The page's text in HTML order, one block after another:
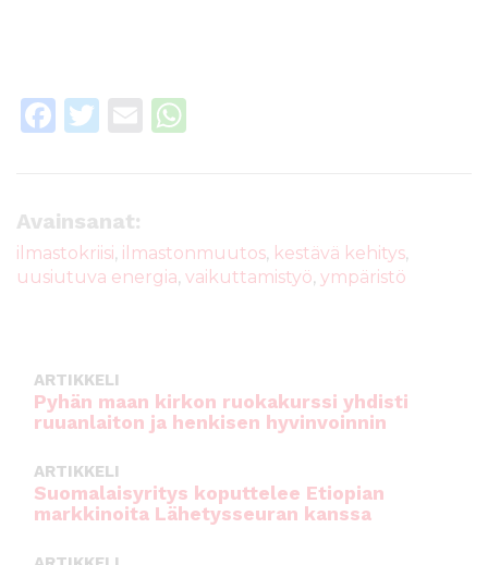
F
e
b
o
T
te
r
E
A
p
Avainsanat:
ilmastokriisi, ilmastonmuutos, kestävä kehitys,
uusiutuva energia, vaikuttamistyö, ympäristö
ARTIKKELI
Pyhän maan kirkon ruokakurssi yhdisti
ruuanlaiton ja henkisen hyvinvoinnin
ARTIKKELI
Suomalaisyritys koputtelee Etiopian
markkinoita Lähetysseuran kanssa